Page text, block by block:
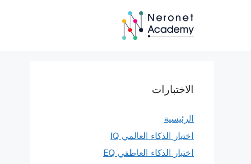
الاختبارات
الرئيسية
اختبار الذكاء العالمي IQ
اختبار الذكاء العاطفي EQ